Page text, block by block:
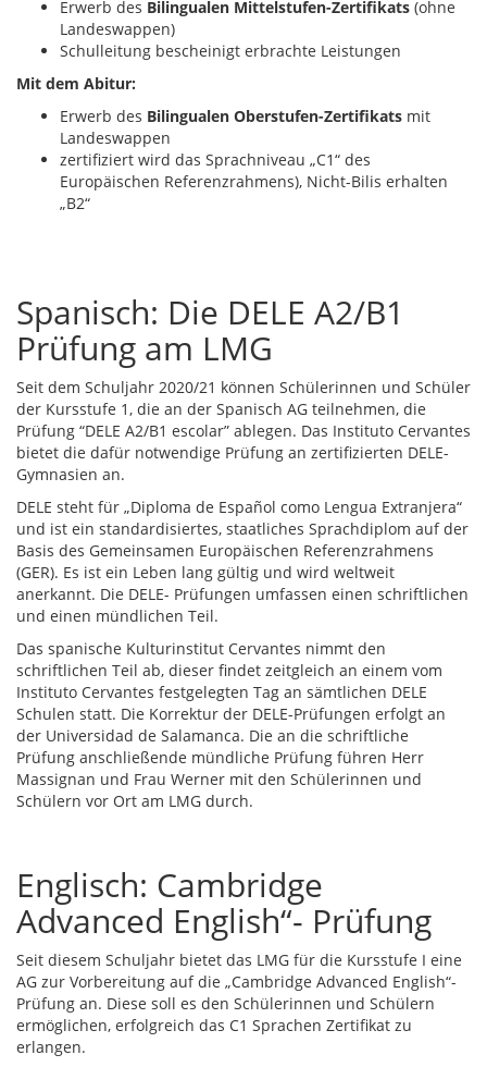
Erwerb des Bilingualen Mittelstufen-Zertifikats (ohne
Landeswappen)
Schulleitung bescheinigt erbrachte Leistungen
Mit dem Abitur:
Erwerb des Bilingualen Oberstufen-Zertifikats mit
Landeswappen
zertifiziert wird das Sprachniveau „C1“ des
Europäischen Referenzrahmens), Nicht-Bilis erhalten
„B2“
Spanisch: Die DELE A2/B1
Prüfung am LMG
Seit dem Schuljahr 2020/21 können Schülerinnen und Schüler
der Kursstufe 1, die an der Spanisch AG teilnehmen, die
Prüfung “DELE A2/B1 escolar” ablegen. Das Instituto Cervantes
bietet die dafür notwendige Prüfung an zertifizierten DELE-
Gymnasien an.
DELE steht für „Diploma de Español como Lengua Extranjera“
und ist ein standardisiertes, staatliches Sprachdiplom auf der
Basis des Gemeinsamen Europäischen Referenzrahmens
(GER). Es ist ein Leben lang gültig und wird weltweit
anerkannt. Die DELE- Prüfungen umfassen einen schriftlichen
und einen mündlichen Teil.
Das spanische Kulturinstitut Cervantes nimmt den
schriftlichen Teil ab, dieser findet zeitgleich an einem vom
Instituto Cervantes festgelegten Tag an sämtlichen DELE
Schulen statt. Die Korrektur der DELE-Prüfungen erfolgt an
der Universidad de Salamanca. Die an die schriftliche
Prüfung anschließende mündliche Prüfung führen Herr
Massignan und Frau Werner mit den Schülerinnen und
Schülern vor Ort am LMG durch.
Englisch: Cambridge
Advanced English“- Prüfung
Seit diesem Schuljahr bietet das LMG für die Kursstufe I eine
AG zur Vorbereitung auf die „Cambridge Advanced English“-
Prüfung an. Diese soll es den Schülerinnen und Schülern
ermöglichen, erfolgreich das C1 Sprachen Zertifikat zu
erlangen.